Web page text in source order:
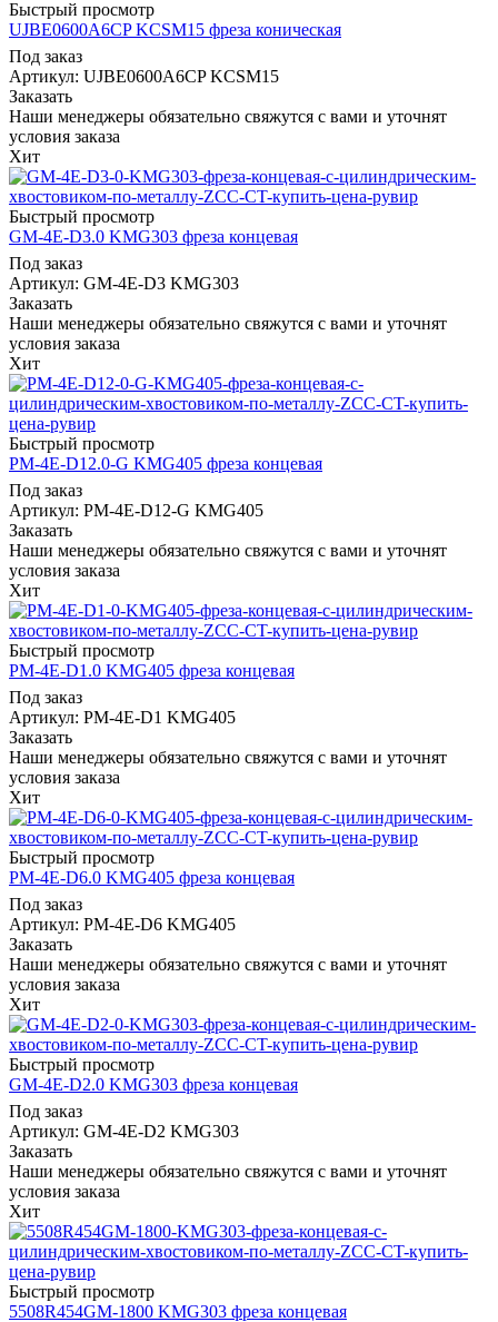
Быстрый просмотр
UJBE0600A6CP KCSM15 фреза коническая
Под заказ
Артикул: UJBE0600A6CP KCSM15
Заказать
Наши менеджеры обязательно свяжутся с вами и уточнят
условия заказа
Хит
Быстрый просмотр
GM-4E-D3.0 KMG303 фреза концевая
Под заказ
Артикул: GM-4E-D3 KMG303
Заказать
Наши менеджеры обязательно свяжутся с вами и уточнят
условия заказа
Хит
Быстрый просмотр
PM-4E-D12.0-G KMG405 фреза концевая
Под заказ
Артикул: PM-4E-D12-G KMG405
Заказать
Наши менеджеры обязательно свяжутся с вами и уточнят
условия заказа
Хит
Быстрый просмотр
PM-4E-D1.0 KMG405 фреза концевая
Под заказ
Артикул: PM-4E-D1 KMG405
Заказать
Наши менеджеры обязательно свяжутся с вами и уточнят
условия заказа
Хит
Быстрый просмотр
PM-4E-D6.0 KMG405 фреза концевая
Под заказ
Артикул: PM-4E-D6 KMG405
Заказать
Наши менеджеры обязательно свяжутся с вами и уточнят
условия заказа
Хит
Быстрый просмотр
GM-4E-D2.0 KMG303 фреза концевая
Под заказ
Артикул: GM-4E-D2 KMG303
Заказать
Наши менеджеры обязательно свяжутся с вами и уточнят
условия заказа
Хит
Быстрый просмотр
5508R454GM-1800 KMG303 фреза концевая